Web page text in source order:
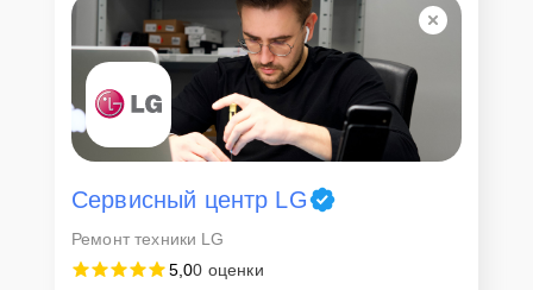
Сервисный центр LG
Ремонт техники LG
5,00 оценки